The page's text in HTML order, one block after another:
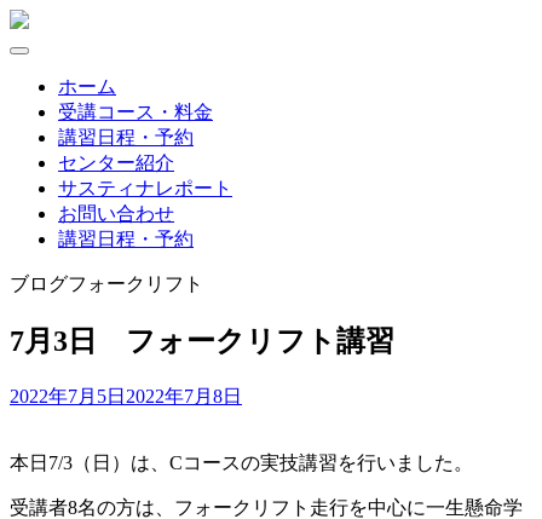
Skip
ホーム
受講コース・料金
講習日程・予約
センター紹介
サスティナレポート
お問い合わせ
講習日程・予約
ブログフォークリフト
7月3日 フォークリフト講習
2022年7月5日 2022年7月8日
本日7/3（日）は、Cコースの実技講習を行いました。
受講者8名の方は、フォークリフト走行を中心に一生懸命学